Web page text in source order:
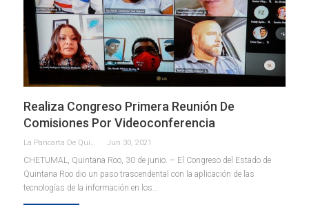
Realiza Congreso Primera Reunión De
Comisiones Por Videoconferencia
La Pancarta De Quintana Roo Jun 30, 2021
CHETUMAL, Quintana Roo, 30 de junio. – El Congreso del Estado de
Quintana Roo dio un paso trascendental con la aplicación de las
tecnologías de la información en los…